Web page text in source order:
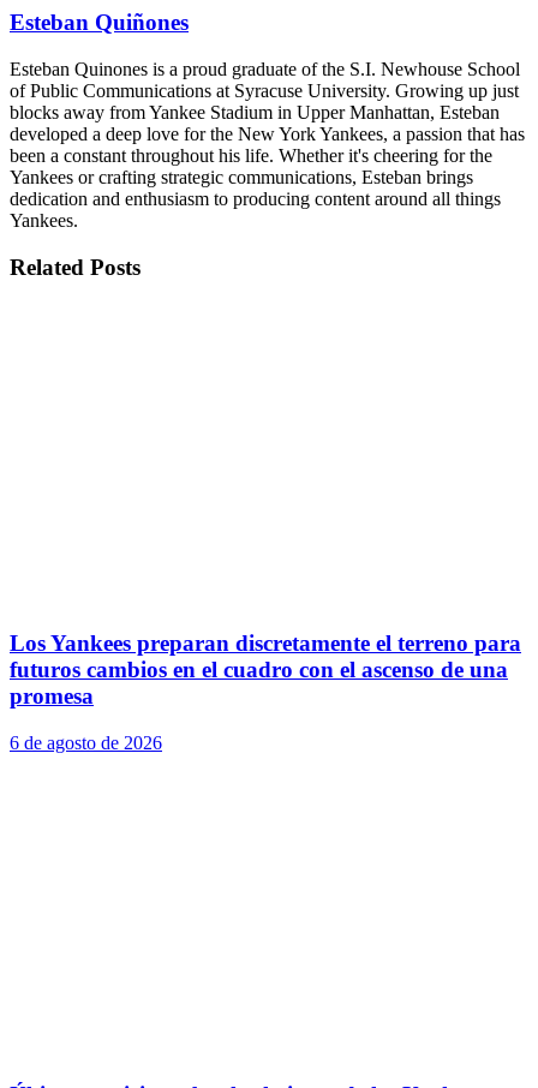
Esteban Quiñones
Esteban Quinones is a proud graduate of the S.I. Newhouse School
of Public Communications at Syracuse University. Growing up just
blocks away from Yankee Stadium in Upper Manhattan, Esteban
developed a deep love for the New York Yankees, a passion that has
been a constant throughout his life. Whether it's cheering for the
Yankees or crafting strategic communications, Esteban brings
dedication and enthusiasm to producing content around all things
Yankees.
Related Posts
Los Yankees preparan discretamente el terreno para
futuros cambios en el cuadro con el ascenso de una
promesa
6 de agosto de 2026